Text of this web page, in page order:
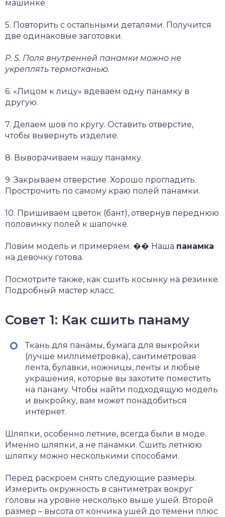
машинке.
5. Повторить с остальными деталями. Получится
две одинаковые заготовки.
P. S. Поля внутренней панамки можно не
укреплять термотканью.
6. «Лицом к лицу» вдеваем одну панамку в
другую.
7. Делаем шов по кругу. Оставить отверстие,
чтобы вывернуть изделие.
8. Выворачиваем нашу панамку.
9. Закрываем отверстие. Хорошо прогладить.
Прострочить по самому краю полей панамки.
10. Пришиваем цветок (бант), отвернув переднюю
половинку полей к шапочке.
Ловим модель и примеряем. �� Наша панамка
на девочку готова.
Посмотрите также, как сшить косынку на резинке.
Подробный мастер класс.
Совет 1: Как сшить панаму
Ткань для панамы, бумага для выкройки
(лучше миллиметровка), сантиметровая
лента, булавки, ножницы, ленты и любые
украшения, которые вы захотите поместить
на панаму. Чтобы найти подходящую модель
и выкройку, вам может понадобиться
интернет.
Шляпки, особенно летние, всегда были в моде.
Именно шляпки, а не панамки. Сшить летнюю
шляпку можно несколькими способами.
Перед раскроем снять следующие размеры.
Измерить окружность в сантиметрах вокруг
головы на уровне несколько выше ушей. Второй
размер – высота от кончика ушей до темени плюс